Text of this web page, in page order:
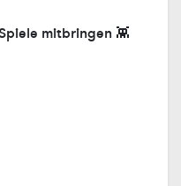
mitbringen 👾